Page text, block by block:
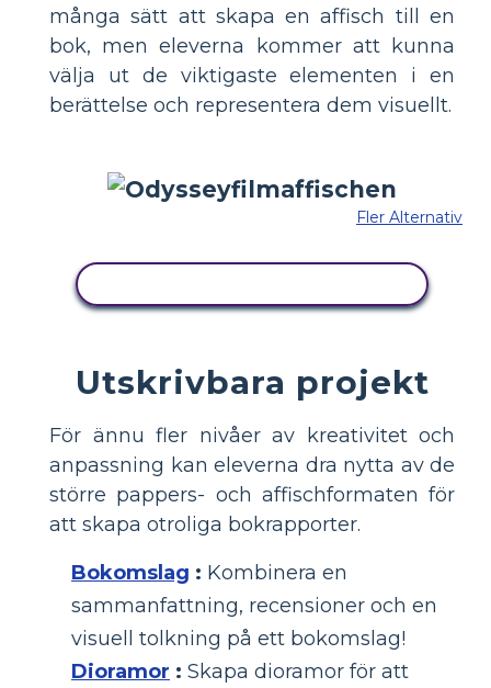
många sätt att skapa en affisch till en
bok, men eleverna kommer att kunna
välja ut de viktigaste elementen i en
berättelse och representera dem visuellt.
Fler Alternativ
Utskrivbara projekt
För ännu fler nivåer av kreativitet och
anpassning kan eleverna dra nytta av de
större pappers- och affischformaten för
att skapa otroliga bokrapporter.
Bokomslag : Kombinera en
sammanfattning, recensioner och en
visuell tolkning på ett bokomslag!
Dioramor : Skapa dioramor för att